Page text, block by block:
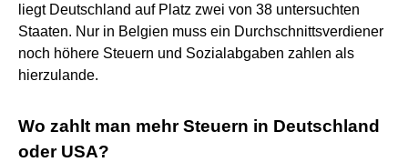
liegt Deutschland auf Platz zwei von 38 untersuchten
Staaten. Nur in Belgien muss ein Durchschnittsverdiener
noch höhere Steuern und Sozialabgaben zahlen als
hierzulande.
Wo zahlt man mehr Steuern in Deutschland
oder USA?